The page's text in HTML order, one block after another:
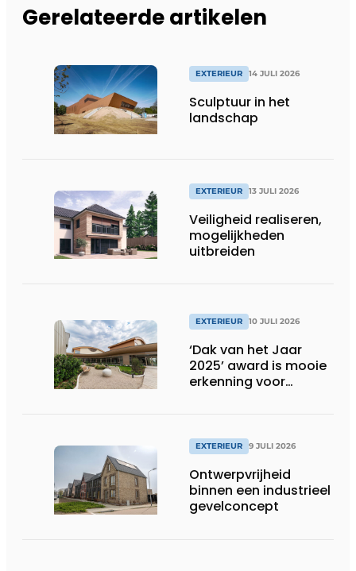
Gerelateerde artikelen
EXTERIEUR 14 JULI 2026
Sculptuur in het
landschap
EXTERIEUR 13 JULI 2026
Veiligheid realiseren,
mogelijkheden
uitbreiden
EXTERIEUR 10 JULI 2026
‘Dak van het Jaar
2025’ award is mooie
erkenning voor
EXTERIEUR 9 JULI 2026
Ontwerpvrijheid
binnen een industrieel
gevelconcept